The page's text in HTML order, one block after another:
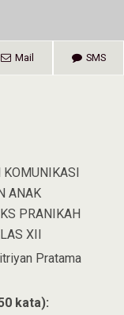
Mail SMS
KOMUNIKASI
ANAK
PRANIKAH
XII
Pratama
kata):